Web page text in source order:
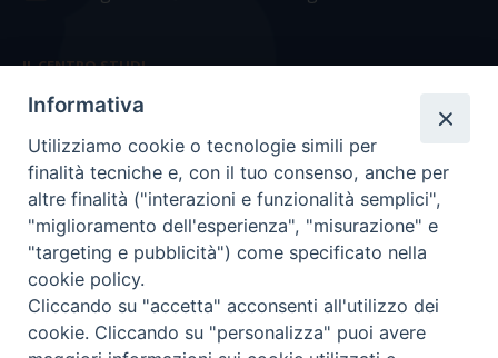
IL CENTRO STUDI
La nostra storia
Statuto
Presidenza e ufficio presidenza
Consiglio scientifico
Coordinamento nazionale
Informativa
Utilizziamo cookie o tecnologie simili per
finalità tecniche e, con il tuo consenso, anche per
altre finalità ("interazioni e funzionalità semplici",
"miglioramento dell'esperienza", "misurazione" e
"targeting e pubblicità") come specificato nella
cookie policy.
Cliccando su "accetta" acconsenti all'utilizzo dei
cookie. Cliccando su "personalizza" puoi avere